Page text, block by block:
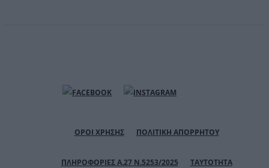
ΟΡΟΙ ΧΡΗΣΗΣ ΠΟΛΙΤΙΚΗ ΑΠΟΡΡΗΤΟΥ
ΠΛΗΡΟΦΟΡΙΕΣ Α.27 Ν.5253/2025 ΤΑΥΤΟΤΗΤΑ